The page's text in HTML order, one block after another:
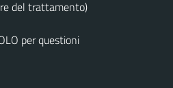
del trattamento)
per questioni